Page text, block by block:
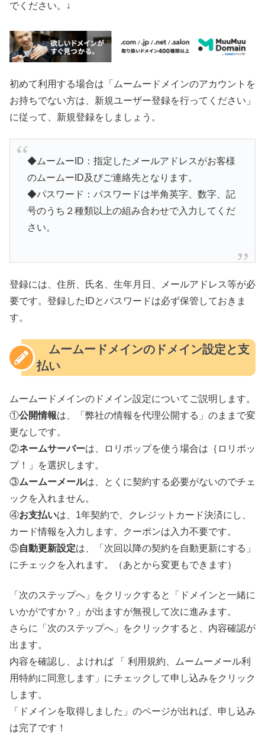
でください。↓
初めて利用する場合は「ムームードメインのアカウントを
お持ちでない方は、新規ユーザー登録を行ってください」
に従って、新規登録をしましょう。
◆ムームーID：指定したメールアドレスがお客様
のムームーID及びご連絡先となります。
◆パスワード：パスワードは半角英字、数字、記
号のうち２種類以上の組み合わせで入力してくだ
さい。
登録には、住所、氏名、生年月日、メールアドレス等が必
要です。登録したIDとパスワードは必ず保管しておきま
す。
ムームードメインのドメイン設定と支
払い
ムームードメインのドメイン設定についてご説明します。
①公開情報は、「弊社の情報を代理公開する」のままで変
更なしです。
②ネームサーバーは、ロリポップを使う場合は｛ロリポッ
プ！」を選択します。
③ムームーメールは、とくに契約する必要がないのでチェ
ックを入れません。
④お支払いは、1年契約で、クレジットカード決済にし、
カード情報を入力します。クーポンは入力不要です。
⑤自動更新設定は、「次回以降の契約を自動更新にする」
にチェックを入れます。（あとから変更もできます）
「次のステップへ」をクリックすると「ドメインと一緒に
いかがですか？」が出ますが無視して次に進みます。
さらに「次のステップへ」をクリックすると、内容確認が
出ます。
内容を確認し、よければ 「 利用規約、ムームーメール利
用特約に同意します」にチェックして申し込みをクリック
します。
「ドメインを取得しました」のページが出れば、申し込み
は完了です！